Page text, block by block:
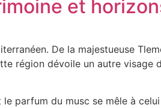
et
De la majestueuse
région dévoile un autre visage
parfum du musc se mêle à